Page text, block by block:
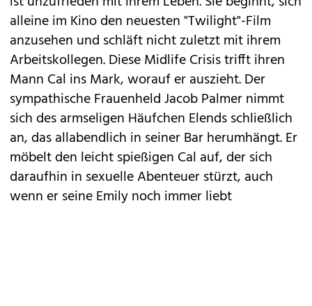
alleine im Kino den neuesten "Twilight"-Film
anzusehen und schläft nicht zuletzt mit ihrem
Arbeitskollegen. Diese Midlife Crisis trifft ihren
Mann Cal ins Mark, worauf er auszieht. Der
sympathische Frauenheld Jacob Palmer nimmt
sich des armseligen Häufchen Elends schließlich
an, das allabendlich in seiner Bar herumhängt. Er
möbelt den leicht spießigen Cal auf, der sich
daraufhin in sexuelle Abenteuer stürzt, auch
wenn er seine Emily noch immer liebt